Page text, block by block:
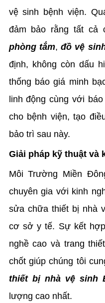
vệ sinh bệnh viện.
đảm bảo rằng tất cả
phòng tắm,đồ vệ
định, không còn dấu
thống báo giá minh
linh động cùng với
cho bệnh viện, tạo
bảo trì sau này.
Giải pháp kỹ thuật và
Môi Trường Miền
chuyên gia với kinh
sửa chữa thiết bị nhà
cơ sở y tế. Sự kết
nghề cao và trang
chốt giúp chúng tôi
thiết bị nhà vệ sinh
lượng cao nhất.